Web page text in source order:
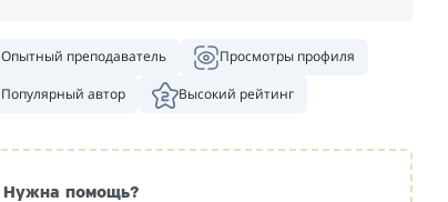
Опытный преподаватель
Просмотры профиля
Популярный автор
Высокий рейтинг
Нужна помощь?